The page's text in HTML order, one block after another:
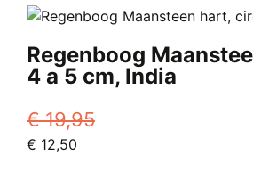
€ 32,50.€ 14,00.
Regenboog
4 a 5 cm, India
€19,95
Oorspronkelijke
€ 12,50